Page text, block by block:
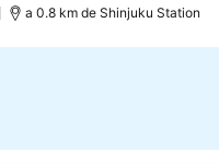
a 0.8 km de Shinjuku Station